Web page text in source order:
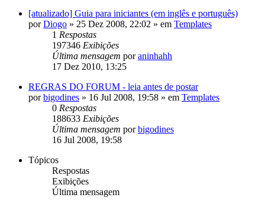
[atualizado] Guia para iniciantes (em inglês e português)
porDiogo » 25 Dez 2008, 22:02 » em Templates
1 Respostas
197346 Exibições
Última mensagem poraninhahh
17 Dez 2010, 13:25
REGRAS DO FORUM - leia antes de postar
porbigodines » 16 Jul 2008, 19:58 » em Templates
0 Respostas
188633 Exibições
Última mensagem porbigodines
16 Jul 2008, 19:58
Tópicos
Respostas
Exibições
Última mensagem